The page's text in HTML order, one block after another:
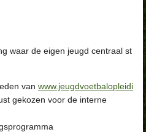
waar de eigen jeugd centraal st
van www.jeugdvoetbalopleidi
gekozen voor de interne